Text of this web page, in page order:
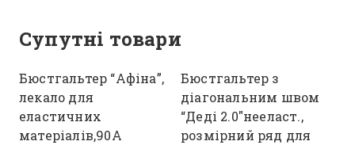
Супутні товари
Бюстгальтер “Афіна”,
лекало для
еластичних
матеріалів,90А
Бюстгальтер з
діагональним швом
“Деді 2.0″нееласт.,
розмірний ряд для